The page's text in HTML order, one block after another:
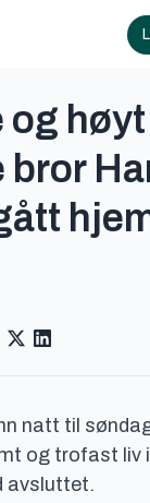
høyt
natt til
og trofast liv
avsluttet.